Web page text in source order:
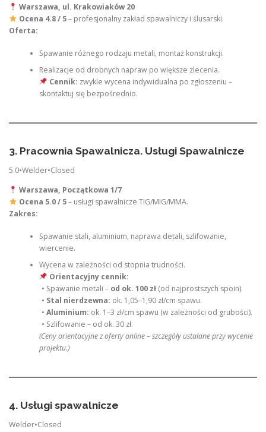
Warszawa, ul. Krakowiaków 20
Ocena 4.8 / 5– profesjonalny zakład spawalniczy i ślusarski.
Oferta:
Spawanie różnego rodzaju metali, montaż konstrukcji.
Realizacje od drobnych napraw po większe zlecenia.
Cennik: zwykle wycena indywidualna po zgłoszeniu –
skontaktuj się bezpośrednio.
3. Pracownia Spawalnicza. Usługi Spawalnicze
5.0•Welder•Closed
Warszawa, Początkowa 1/7
Ocena 5.0 / 5– usługi spawalnicze TIG/MIG/MMA.
Zakres:
Spawanie stali, aluminium, naprawa detali, szlifowanie,
wiercenie.
Wycena w zależności od stopnia trudności.
Orientacyjny cennik:
• Spawanie metali – od ok. 100 zł(od najprostszych spoin).
• Stal nierdzewna: ok. 1,05–1,90 zł/cm spawu.
• Aluminium: ok. 1–3 zł/cm spawu (w zależności od grubości).
• Szlifowanie – od ok. 30 zł.
(Ceny orientacyjne z oferty online – szczegóły ustalane przy wycenie
projektu.)
4. Usługi spawalnicze
Welder•Closed